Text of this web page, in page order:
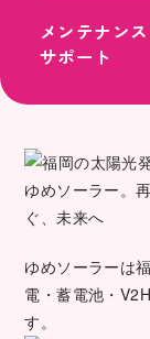
メンテナンス
サポート
ゆめソーラーは
電・蓄電池・
す。